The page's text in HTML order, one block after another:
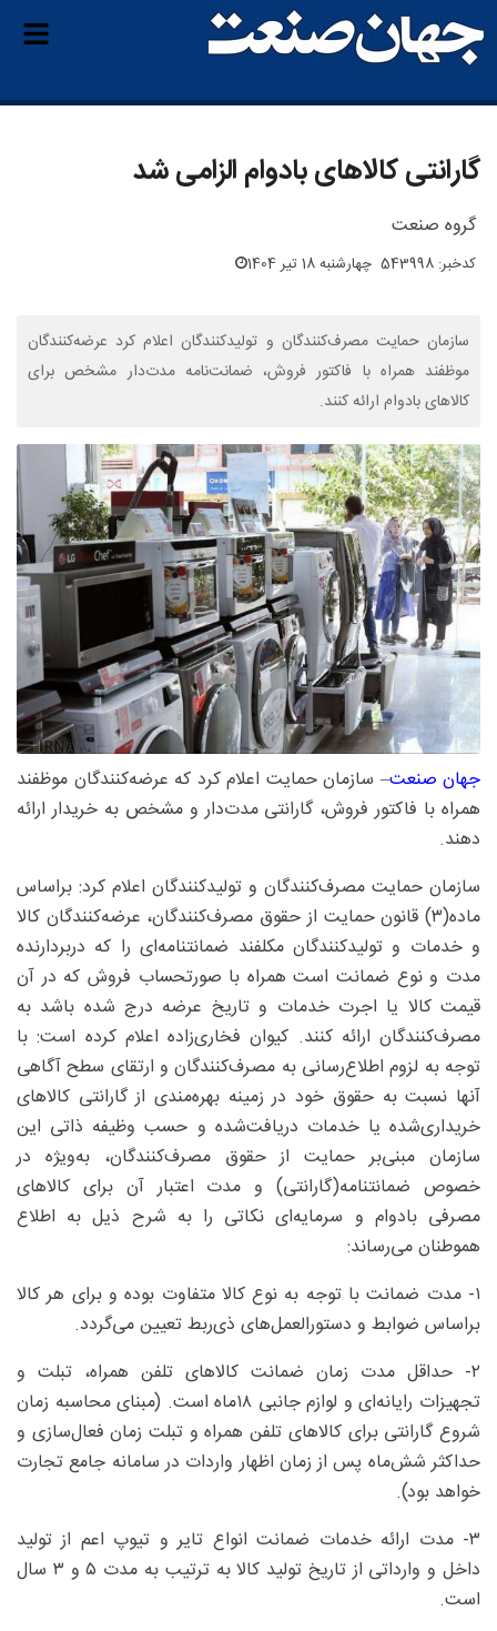
گارانتی کالاهای بادوام الزامی شد
گروه صنعت
کدخبر: 543998 چهارشنبه 18 تیر 1404
سازمان حمایت مصرف‌کنندگان و تولیدکنندگان اعلام کرد عرضه‌کنندگان
موظفند همراه با فاکتور فروش، ضمانت‌نامه مدت‌دار مشخص برای
کالاهای بادوام ارائه کنند.
جهان صنعت– سازمان حمایت اعلام کرد که عرضه‌کنندگان موظفند
همراه با فاکتور فروش، گارانتی مدت‌دار و مشخص به خریدار ارائه
دهند.
سازمان حمایت مصرف‌کنندگان و تولیدکنندگان اعلام کرد: براساس
ماده(۳) قانون حمایت از حقوق مصرف‌کنندگان، عرضه‌کنندگان کالا
و خدمات و تولیدکنندگان مکلفند ضمانتنامه‌ای را که دربردارنده
مدت و نوع ضمانت است همراه با صورتحساب فروش که در آن
قیمت کالا یا اجرت خدمات و تاریخ عرضه درج شده باشد به
مصرف‌کنندگان ارائه کنند. کیوان فخاری‌زاده اعلام کرده است: با
توجه به لزوم اطلاع‌رسانی به مصرف‌کنندگان و ارتقای سطح آگاهی
آنها نسبت به حقوق خود در زمینه بهره‌مندی از گارانتی کالاهای
خریداری‌شده یا خدمات دریافت‌شده و حسب وظیفه ذاتی این
سازمان مبنی‌بر حمایت از حقوق مصرف‌کنندگان، به‌ویژه در
خصوص ضمانتنامه(گارانتی) و مدت اعتبار آن برای کالاهای
مصرفی بادوام و سرمایه‌ای نکاتی را به شرح ذیل به اطلاع
هموطنان می‌رساند:
۱- مدت ضمانت با توجه به نوع کالا متفاوت بوده و برای هر کالا
براساس ضوابط و دستورالعمل‌های ذی‌ربط تعیین می‌گردد.
۲- حداقل مدت زمان ضمانت کالاهای تلفن همراه، تبلت و
تجهیزات رایانه‌ای و لوازم جانبی ۱۸ماه است. (مبنای محاسبه زمان
شروع گارانتی برای کالاهای تلفن همراه و تبلت زمان فعال‌سازی و
حداکثر شش‌ماه پس از زمان اظهار واردات در سامانه جامع تجارت
خواهد بود).
۳- مدت ارائه خدمات ضمانت انواع تایر و تیوپ اعم از تولید
داخل و وارداتی از تاریخ تولید کالا به ترتیب به مدت ۵ و ۳ سال
است.